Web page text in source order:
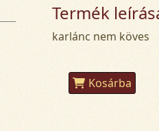
Termék
karlánc nem köves
Kosárba